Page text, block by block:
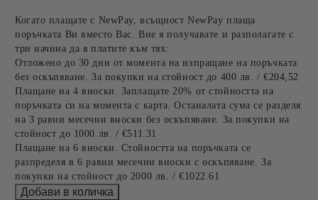
Когато плащате с NewPay, всъщност NewPay плаща
поръчката Ви вместо Вас. Вие я получавате и разполагате с
три начина да я платите към тях:
Отложено до 30 дни от момента на изпращане на поръчката
без оскъпяване. За покупки на стойност до 400 лв. / €204,52
Плащане на 4 вноски. Заплащате 20% от стойността на
поръчката си на момента с карта. Останалата сума се разделя
на 3 равни месечни вноски без оскъпяване. За покупки на
стойност до 1000 лв. / €511.31
Плащане на 6 вноски. Стойността на поръчката се
разпределя в 6 равни месечни вноски с оскъпяване. За
покупки на стойност до 2000 лв. / €1022.61